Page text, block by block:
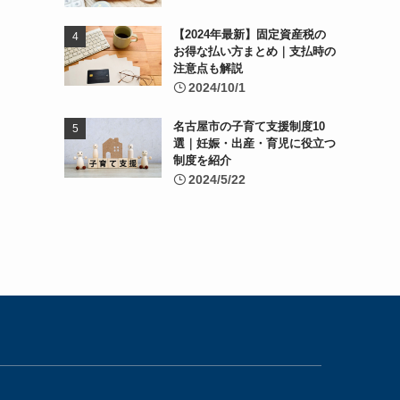
【2024年最新】固定資産税の
お得な払い方まとめ｜支払時の
注意点も解説
2024/10/1
名古屋市の子育て支援制度10
選｜妊娠・出産・育児に役立つ
制度を紹介
2024/5/22